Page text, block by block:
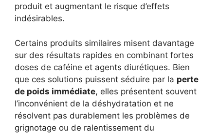
produit et augmentant le risque d’effets
indésirables.
Certains produits similaires misent davantage
sur des résultats rapides en combinant fortes
doses de caféine et agents diurétiques. Bien
que ces solutions puissent séduire par la perte
de poids immédiate, elles présentent souvent
l’inconvénient de la déshydratation et ne
résolvent pas durablement les problèmes de
grignotage ou de ralentissement du